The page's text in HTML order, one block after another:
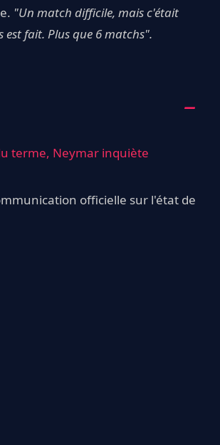
"Un match difficile, mais c'était
fait. Plus que 6 matchs".
terme, Neymar inquiète
officielle sur l'état de